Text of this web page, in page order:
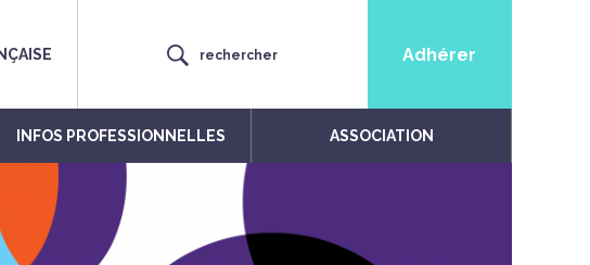
rechercher Adhérer
INFOS PROFESSIONNELLES ASSOCIATION